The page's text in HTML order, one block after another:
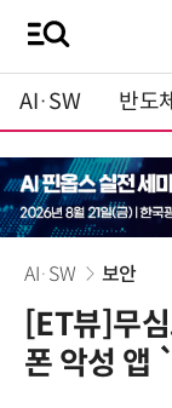
AI·SW 반도체
AI·SW 보안
[ET뷰]무
폰 악성 앱